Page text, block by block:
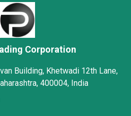
Corporation
Building, Khetwadi 12th Lane,
400004, India